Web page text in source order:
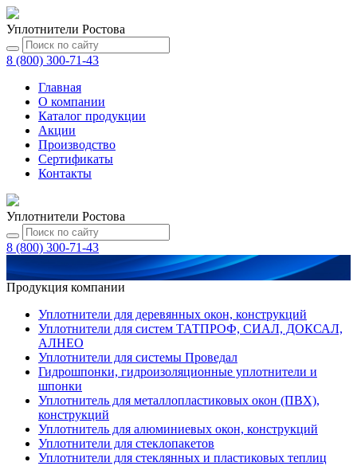
Уплотнители Ростова
8 (800) 300-71-43
Главная
О компании
Каталог продукции
Акции
Производство
Сертификаты
Контакты
Уплотнители Ростова
8 (800) 300-71-43
Продукция компании
Уплотнители для деревянных окон, конструкций
Уплотнители для систем ТАТПРОФ, СИАЛ, ДОКСАЛ,
АЛНЕО
Уплотнители для системы Проведал
Гидрошпонки, гидроизоляционные уплотнители и
шпонки
Уплотнитель для металлопластиковых окон (ПВХ),
конструкций
Уплотнитель для алюминиевых окон, конструкций
Уплотнители для стеклопакетов
Уплотнители для стеклянных и пластиковых теплиц